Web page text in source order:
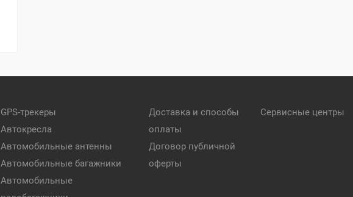
GPS-трекеры
Автокресла
Автомобильные антенны
Автомобильные багажники
Автомобильные
Доставка и способы
оплаты
Договор публичной
оферты
Сервисные центры